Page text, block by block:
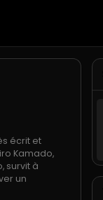
écrit et
Kamado,
survit à
un